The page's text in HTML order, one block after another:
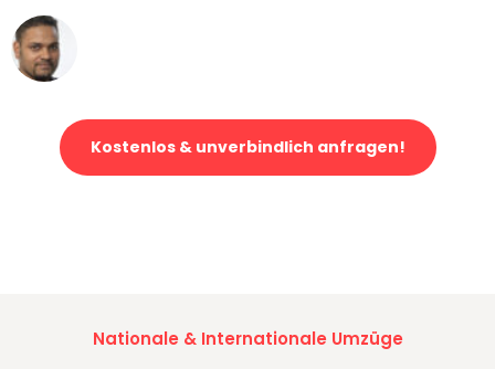
Kostenlos & unverbindlich anfragen!
Nationale & Internationale Umzüge